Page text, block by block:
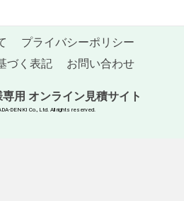
プライバシーポリシー
づく表記
お問い合わせ
用 オンライン見積サイト
DENKI Co., Ltd. All rights reserved.